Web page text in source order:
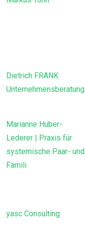
Dietrich FRANK
Unternehmensberatung
Marianne Huber-
Lederer | Praxis für
systemische Paar- und
Famili
yasc Consulting